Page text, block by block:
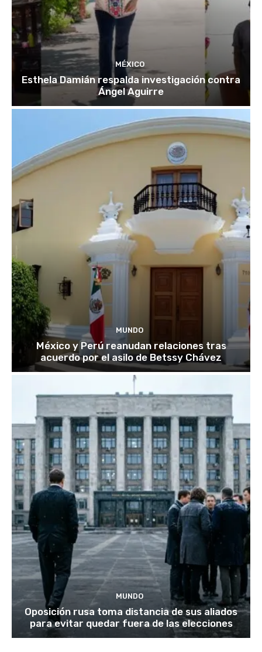
MÉXICO
Esthela Damián respalda investigación contra
Ángel Aguirre
MUNDO
México y Perú reanudan relaciones tras
acuerdo por el asilo de Betssy Chávez
MUNDO
Oposición rusa toma distancia de sus aliados
para evitar quedar fuera de las elecciones